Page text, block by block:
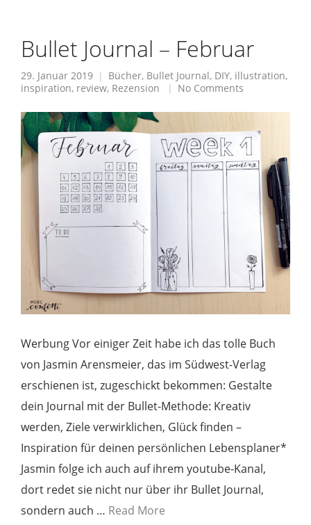
Bullet Journal – Februar
29. Januar 2019 Bücher, Bullet Journal, DIY, illustration,
inspiration, review, Rezension No Comments
Werbung Vor einiger Zeit habe ich das tolle Buch
von Jasmin Arensmeier, das im Südwest-Verlag
erschienen ist, zugeschickt bekommen: Gestalte
dein Journal mit der Bullet-Methode: Kreativ
werden, Ziele verwirklichen, Glück finden –
Inspiration für deinen persönlichen Lebensplaner*
Jasmin folge ich auch auf ihrem youtube-Kanal,
dort redet sie nicht nur über ihr Bullet Journal,
sondern auch … Read More